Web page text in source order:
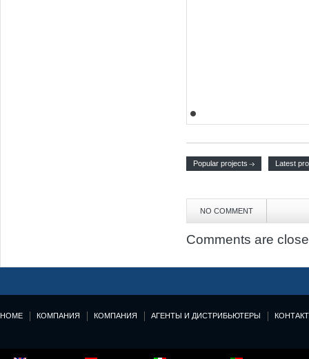
Popular projects Latest
NO COMMENT
Comments are
HOME КОМПАНИЯ КОМПАНИЯ АГЕНТЫ И ДИСТРИБЬЮТЕРЫ